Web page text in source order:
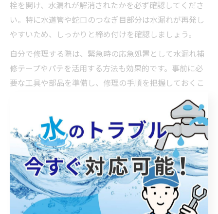
栓を開け、水漏れが解消されたかを必ず確認してくださ
い。特に水道管や蛇口のつなぎ目部分は水漏れが再発し
やすいため、しっかりと締め付けを確認しましょう。
自分で修理する際は、緊急時の応急処置として水漏れ補
修テープやパテを活用する方法も効果的です。事前に必
要な工具や部品を準備し、修理の手順を把握しておくこ
とで、トラブル発生時にも落ち着いて対応できます。
水道修理に役立つ工具や部品の選び方
水道修理を行う上で必要な工具には、モンキーレンチや
ドライバー、プライヤーなどが挙げられます。各工具は
蛇口やナットのサイズに合わせて使い分けることが大切
です。特にモンキーレンチは水道管やハンドルの締め付
け・緩め作業に欠かせません。